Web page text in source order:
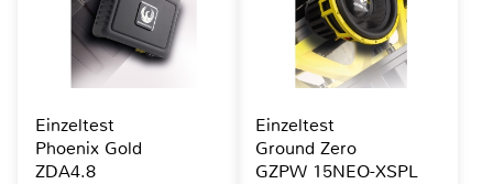
Einzeltest
Phoenix Gold
ZDA4.8
Einzeltest
Ground Zero
GZPW 15NEO-XSPL